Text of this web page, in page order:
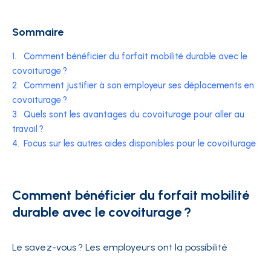
Sommaire
1.
Comment bénéficier du forfait mobilité durable avec le
covoiturage ?
2. Comment justifier à son employeur ses déplacements en
covoiturage ?
3. Quels sont les avantages du covoiturage pour aller au
travail ?
4. Focus sur les autres aides disponibles pour le covoiturage
Comment bénéficier du forfait mobilité
durable avec le covoiturage ?
Le savez-vous ? Les employeurs ont la possibilité